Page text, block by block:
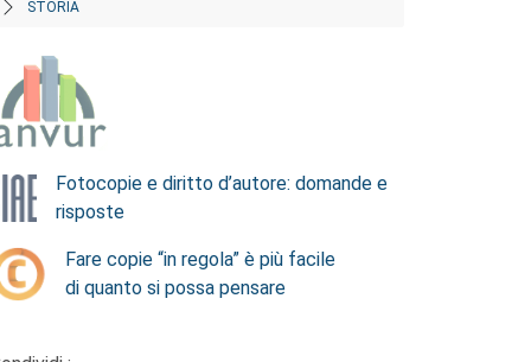
STORIA
Fotocopie e diritto d’autore: domande e
risposte
Fare copie “in regola” è più facile
di quanto si possa pensare